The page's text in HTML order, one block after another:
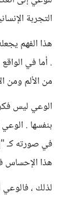
التجربة
هذا الفهم
. أما في
من الألم ومن
الوعي ليس
بنفسها .
في صورته كـ
هذا الإحساس
لذلك ، فالوعي